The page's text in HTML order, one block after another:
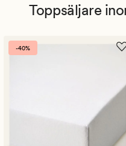
Toppsäljare
-40%